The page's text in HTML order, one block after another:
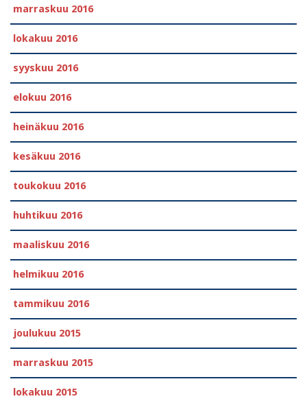
marraskuu 2016
lokakuu 2016
syyskuu 2016
elokuu 2016
heinäkuu 2016
kesäkuu 2016
toukokuu 2016
huhtikuu 2016
maaliskuu 2016
helmikuu 2016
tammikuu 2016
joulukuu 2015
marraskuu 2015
lokakuu 2015